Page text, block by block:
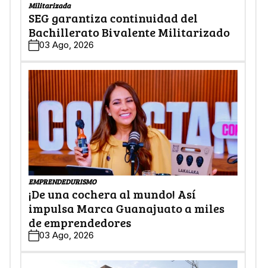
Militarizada
SEG garantiza continuidad del
Bachillerato Bivalente Militarizado
03 Ago, 2026
EMPRENDEDURISMO
¡De una cochera al mundo! Así
impulsa Marca Guanajuato a miles
de emprendedores
03 Ago, 2026